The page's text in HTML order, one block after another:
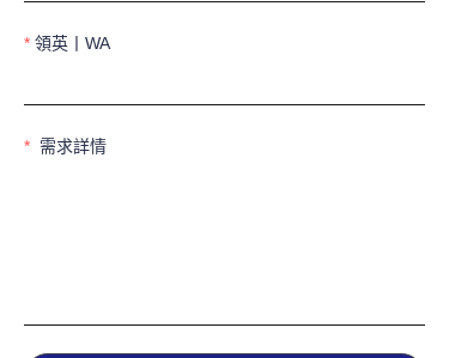
領英丨WA
需求詳情